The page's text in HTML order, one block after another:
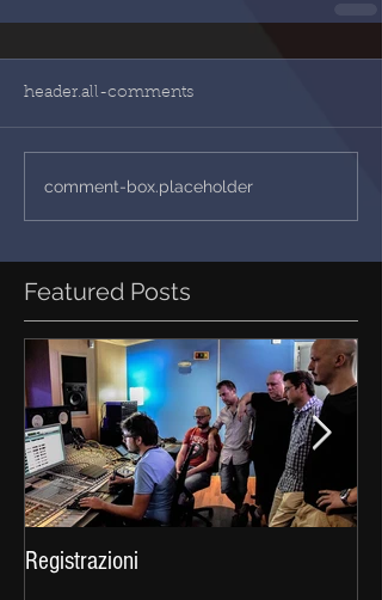
header.all-comments
comment-box.placeholder
Featured Posts
Registrazioni